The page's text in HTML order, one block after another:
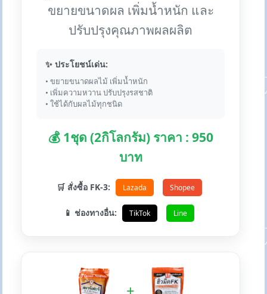
ขยายขนาดผล เพิ่มน้ำหนัก และ
ปรับปรุงคุณภาพผลผลิต
✨ ประโยชน์เด่น:
• ขยายขนาดผลไม้ เพิ่มน้ำหนัก
• เพิ่มความหวาน ปรับปรุงรสชาติ
• ใช้ได้กับผลไม้ทุกชนิด
💰 1ชุด (2กิโลกรัม) ราคา : 950
บาท
🛒 สั่งซื้อ FK-3: Lazada Shopee
📱 ช่องทางอื่น: TikTok Line